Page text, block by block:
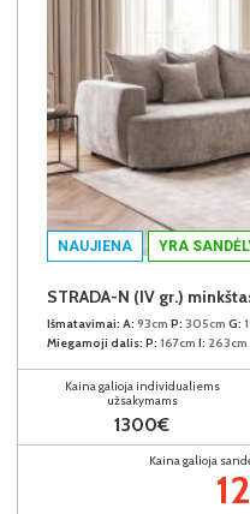
NAUJIENA YRA
Išmatavimai: A: 93cm P: 305cm G:
Miegamoji dalis: P: 167cm I: 263cm
Kaina galioja individualiems
užsakymams
1300€
Kaina galioja